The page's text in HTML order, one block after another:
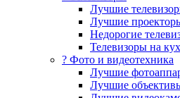
Лучшие
Лучшие
Недорогие
Телевизоры на
? Фото и видеотехника
Лучшие
Лучшие